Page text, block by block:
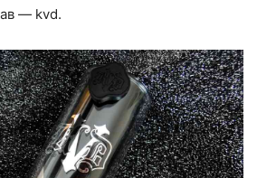
— kvd.